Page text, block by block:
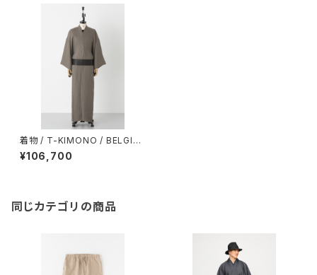
着物 / T-KIMONO / BELGIA
N LINEN / TAUPE (With tail
oring）
¥106,700
同じカテゴリの商品